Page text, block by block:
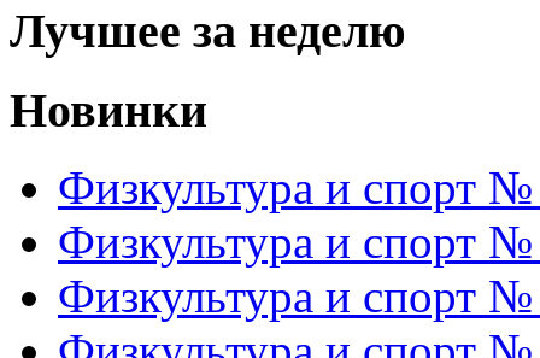
Лучшее за неделю
Новинки
Физкультура и спорт
Физкультура и спорт
Физкультура и спорт